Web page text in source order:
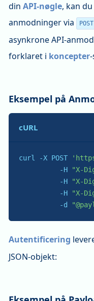
din API-nøgle, kan du
anmodninger via
asynkrone API-
forklaret i koncepter
Eksempel på
cURL
curl -X POST
          -H
"X-
          -H
"X-
          -H
"X-
-d
Autentificering
JSON-objekt: